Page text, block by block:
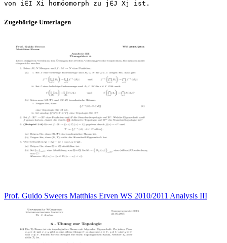
Zugehörige Unterlagen
Prof. Guido Sweers Matthias Erven WS 2010/2011 Analysis III